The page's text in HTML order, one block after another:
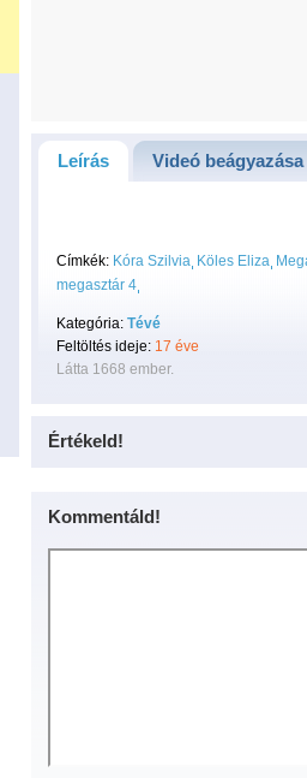
Leírás Videó beágyazása
Címkék: Kóra Szilvia Köles Eliza
megasztár 4
Kategória: Tévé
Feltöltés ideje: 17 éve
Látta 1668 ember.
Értékeld!
Kommentáld!